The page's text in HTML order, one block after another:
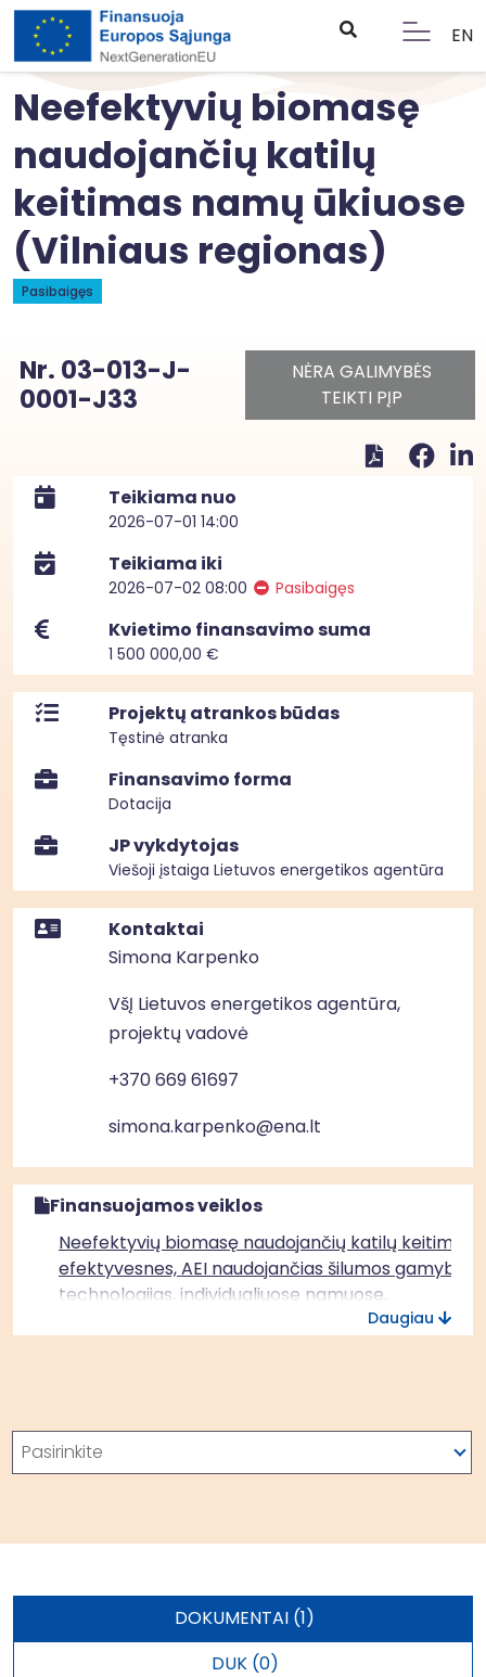
EN
Neefektyvių biomasę
naudojančių katilų
keitimas namų ūkiuose
(Vilniaus regionas)
Pasibaigęs
Nr. 03-013-J-
0001-J33
NĖRA GALIMYBĖS
TEIKTI PĮP
Teikiama nuo
2026-07-01 14:00
Teikiama iki
2026-07-02 08:00 Pasibaigęs
Kvietimo finansavimo suma
1 500 000,00 €
Projektų atrankos būdas
Tęstinė atranka
Finansavimo forma
Dotacija
JP vykdytojas
Viešoji įstaiga Lietuvos energetikos agentūra
Kontaktai
Simona Karpenko
VšĮ Lietuvos energetikos agentūra,
projektų vadovė
+370 669 61697
simona.karpenko@ena.lt
Finansuojamos veiklos
Neefektyvių biomasę naudojančių katilų keitimas į
efektyvesnes, AEI naudojančias šilumos gamybos
technologijas, individualiuose namuose,
neprijungtuose prie CŠT visoje LietuvojeDaugiau
Paieška
Pasirinkite
DOKUMENTAI (1)
DUK (0)